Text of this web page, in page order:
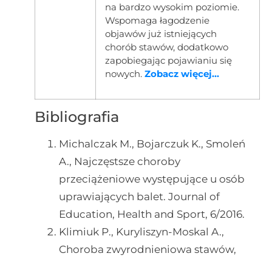
na bardzo wysokim poziomie.
Wspomaga łagodzenie
objawów już istniejących
chorób stawów, dodatkowo
zapobiegając pojawianiu się
nowych. Zobacz więcej...
Bibliografia
Michalczak M., Bojarczuk K., Smoleń
A., Najczęstsze choroby
przeciążeniowe występujące u osób
uprawiających balet. Journal of
Education, Health and Sport, 6/2016.
Klimiuk P., Kuryliszyn-Moskal A.,
Choroba zwyrodnieniowa stawów,